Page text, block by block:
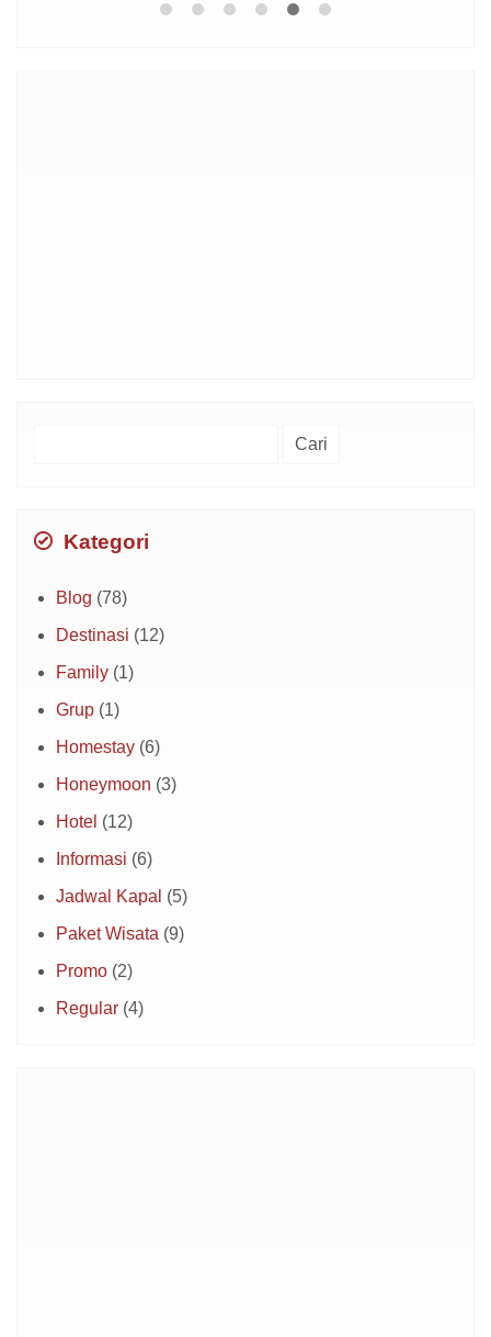
Kategori
Blog (78)
Destinasi (12)
Family (1)
Grup (1)
Homestay (6)
Honeymoon (3)
Hotel (12)
Informasi (6)
Jadwal Kapal (5)
Paket Wisata (9)
Promo (2)
Regular (4)